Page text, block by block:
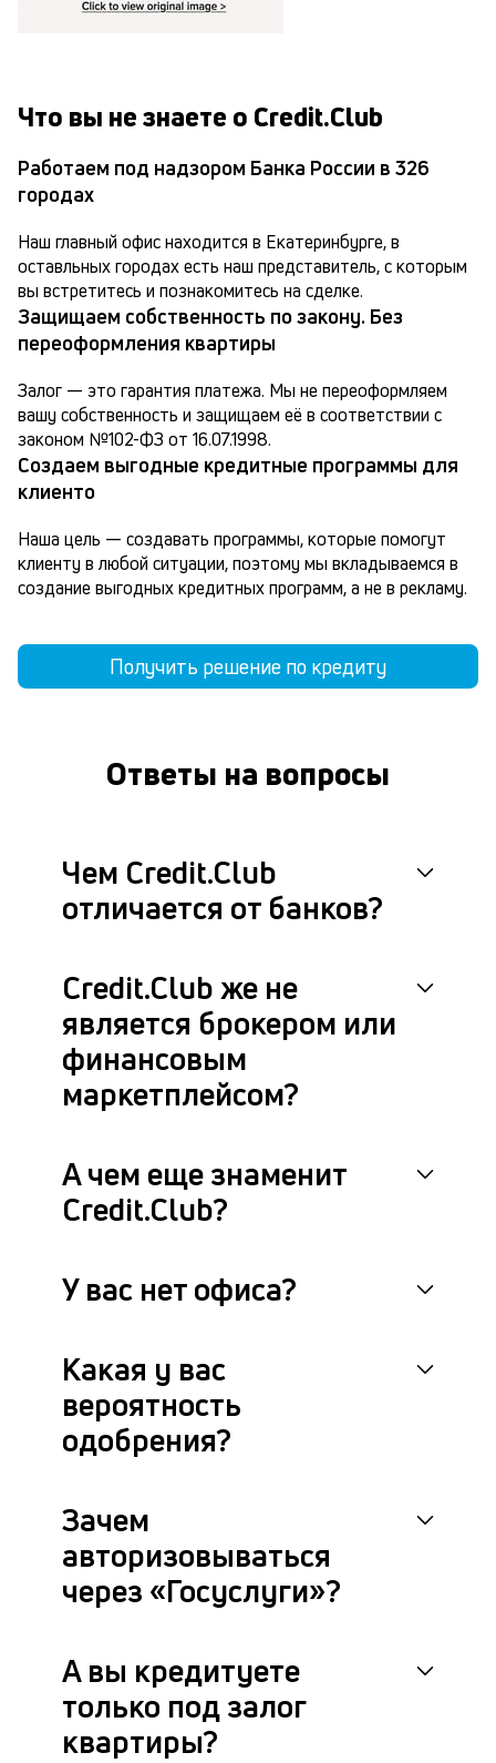
Что вы не знаете о Credit.Club
Работаем под надзором Банка России в 326
городах
Наш главный офис находится в Екатеринбурге, в
оставльных городах есть наш представитель, с которым
вы встретитесь и познакомитесь на сделке.
Защищаем собственность по закону. Без
переоформления квартиры
Залог — это гарантия платежа. Мы не переоформляем
вашу собственность и защищаем её в соответствии с
законом №102-ФЗ от 16.07.1998.
Создаем выгодные кредитные программы для
клиенто
Наша цель — создавать программы, которые помогут
клиенту в любой ситуации, поэтому мы вкладываемся в
создание выгодных кредитных программ, а не в рекламу.
Получить решение по кредиту
Ответы на вопросы
Чем Credit.Club
отличается от банков?
Credit.Club же не
является брокером или
финансовым
маркетплейсом?
А чем еще знаменит
Credit.Club?
У вас нет офиса?
Какая у вас
вероятность
одобрения?
Зачем
авторизовываться
через «Госуслуги»?
А вы кредитуете
только под залог
квартиры?